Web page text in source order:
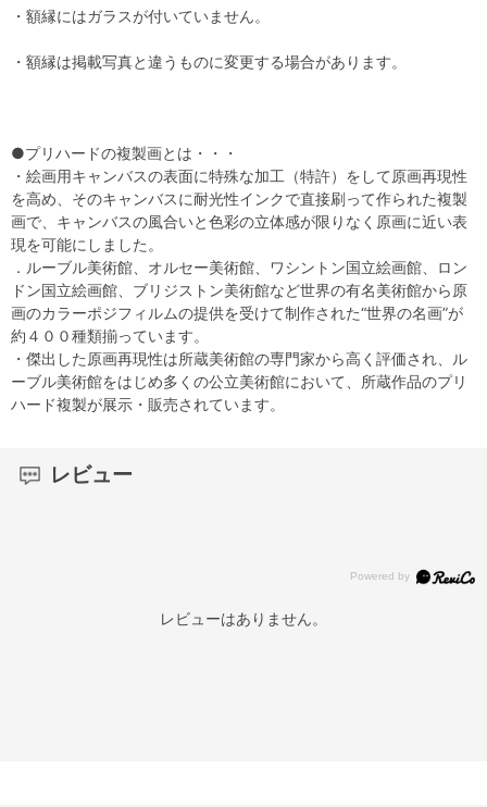
・額縁にはガラスが付いていません。
・額縁は掲載写真と違うものに変更する場合があります。
●プリハードの複製画とは・・・
・絵画用キャンバスの表面に特殊な加工（特許）をして原画再現性
を高め、そのキャンバスに耐光性インクで直接刷って作られた複製
画で、キャンバスの風合いと色彩の立体感が限りなく原画に近い表
現を可能にしました。
．ルーブル美術館、オルセー美術館、ワシントン国立絵画館、ロン
ドン国立絵画館、ブリジストン美術館など世界の有名美術館から原
画のカラーポジフィルムの提供を受けて制作された“世界の名画”が
約４００種類揃っています。
・傑出した原画再現性は所蔵美術館の専門家から高く評価され、ル
ーブル美術館をはじめ多くの公立美術館において、所蔵作品のプリ
ハード複製が展示・販売されています。
レビュー
レビューはありません。